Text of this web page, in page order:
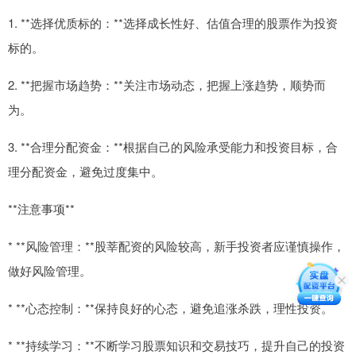
1. **选择优质标的：**选择成长性好、估值合理的股票作为投资
标的。
2. **把握市场趋势：**关注市场动态，把握上涨趋势，顺势而
为。
3. **合理分配资金：**根据自己的风险承受能力和投资目标，合
理分配资金，避免过度集中。
**注意事项**
* **风险管理：**股莘配资的风险较高，新手投资者应谨慎操作，
做好风险管理。
* **心态控制：**保持良好的心态，避免追涨杀跌，理性投资。
* **持续学习：**不断学习股票知识和交易技巧，提升自己的投资